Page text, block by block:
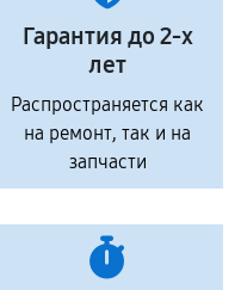
Гарантия до 2-х
лет
Распространяется как
на ремонт, так и на
запчасти